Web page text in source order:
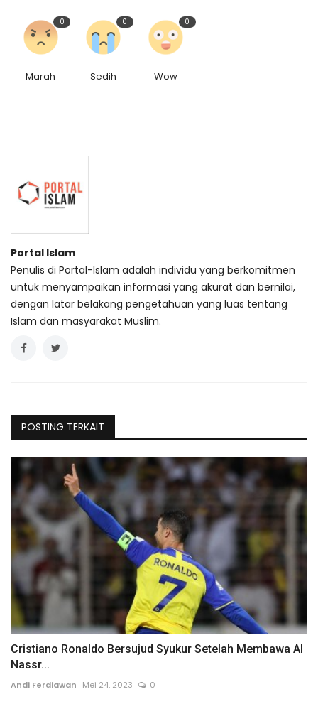
0
Marah
0
Sedih
0
Wow
Portal Islam
Penulis di Portal-Islam adalah individu yang berkomitmen
untuk menyampaikan informasi yang akurat dan bernilai,
dengan latar belakang pengetahuan yang luas tentang
Islam dan masyarakat Muslim.
POSTING TERKAIT
Cristiano Ronaldo Bersujud Syukur Setelah Membawa Al
Nassr...
Andi Ferdiawan Mei 24, 2023 0